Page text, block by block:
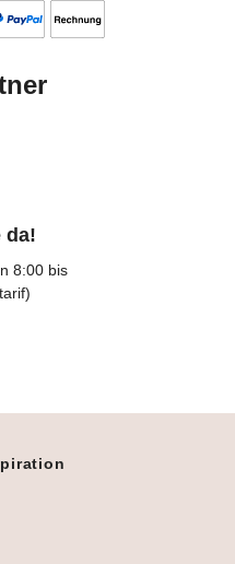
da!
8:00 bis